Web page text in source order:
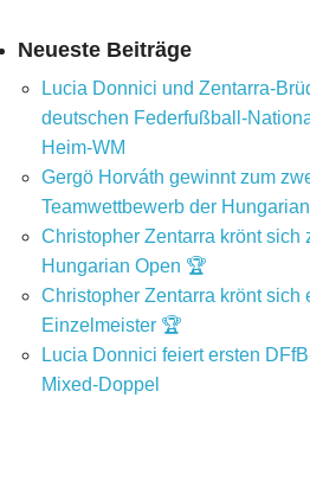
Neueste Beiträge
Lucia Donnici und Zentarra-
deutschen Federfußball-
Heim-WM
Gergö Horváth gewinnt zum
Teamwettbewerb der
Christopher Zentarra krönt sich
Hungarian Open 🏆
Christopher Zentarra krönt sich
Einzelmeister 🏆
Lucia Donnici feiert ersten
Mixed-Doppel